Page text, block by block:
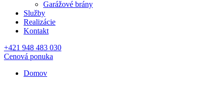
Garážové brány
Služby
Realizácie
Kontakt
+421 948 483 030
Cenová ponuka
Domov